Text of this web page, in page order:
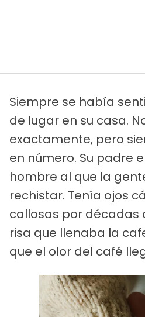
Siempre se había
de lugar en su casa.
exactamente, pero
en número. Su padre
hombre al que la
rechistar. Tenía ojos
callosas por décadas
risa que llenaba la
que el olor del café